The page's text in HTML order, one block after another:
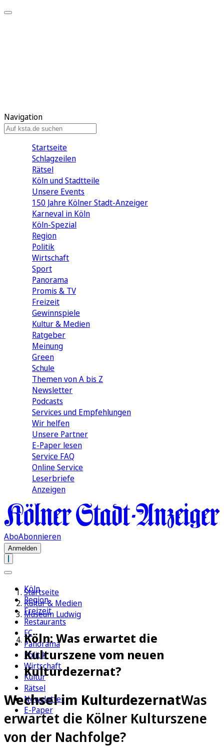
Navigation
Startseite
Schlagzeilen
Rätsel
Köln und Stadtteile
Unsere Events
150 Jahre Kölner Stadt-Anzeiger
Karneval in Köln
Köln-Spezial
Region
Politik
Wirtschaft
Sport
Panorama
Promis & TV
Freizeit
Gewinnspiele
Kultur & Medien
Ratgeber
Meinung
Green
Schule
Themen von A bis Z
Newsletter
Podcasts
Services und Empfehlungen
Wir helfen
Unsere Partner
E-Paper lesen
Service FAQ
Online Service
Leserbriefe
Anzeigen
AboAbonnieren
Anmelden
Köln
Region
Freizeit
Restaurants
FC
Panorama
Politik
Wirtschaft
Kultur
Rätsel
Newsletter
E-Paper
Startseite
Kultur & Medien
Museum Ludwig
Köln: Was erwartet die
Kulturszene vom neuen
Kulturdezernat?
Wechsel im KulturdezernatWas
erwartet die Kölner Kulturszene
von der Nachfolge?